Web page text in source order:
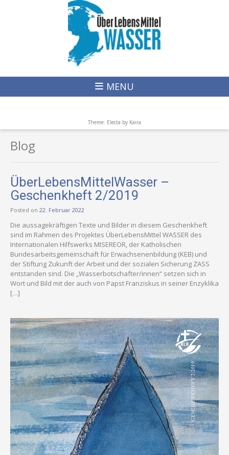
MENU
Theme: Electa by Kaira
Blog
ÜberLebensMittelWasser –
Geschenkheft 2/2019
Posted on 22. Februar 2022
Die aussagekräftigen Texte und Bilder in diesem Geschenkheft
sind im Rahmen des Projektes ÜberLebensMittel WASSER des
Internationalen Hilfswerks MISEREOR, der Katholischen
Bundesarbeitsgemeinschaft für Erwachsenenbildung (KEB) und
der Stiftung Zukunft der Arbeit und der sozialen Sicherung ZASS
entstanden sind. Die „Wasserbotschafter/innen“ setzen sich in
Wort und Bild mit der auch von Papst Franziskus in seiner Enzyklika
[…]